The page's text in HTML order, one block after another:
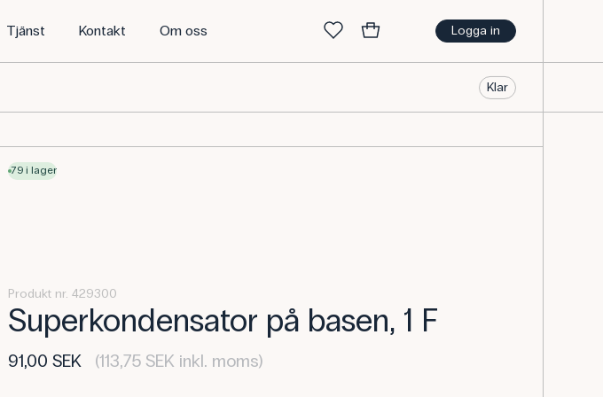
Logga in
Tjänst Kontakt Om oss
Klar
79 i lager
Produkt nr. 429300
Superkondensator på basen, 1 F
91,00 SEK (113,75 SEK inkl. moms)